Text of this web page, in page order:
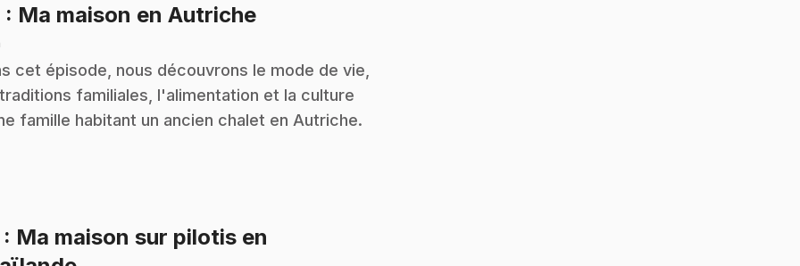
: Ma maison en Autriche.
cet épisode, nous découvrons le mode de vie,
familiales, l'alimentation et la culture
famille habitant un ancien chalet en Autriche.
: Ma maison sur pilotis en